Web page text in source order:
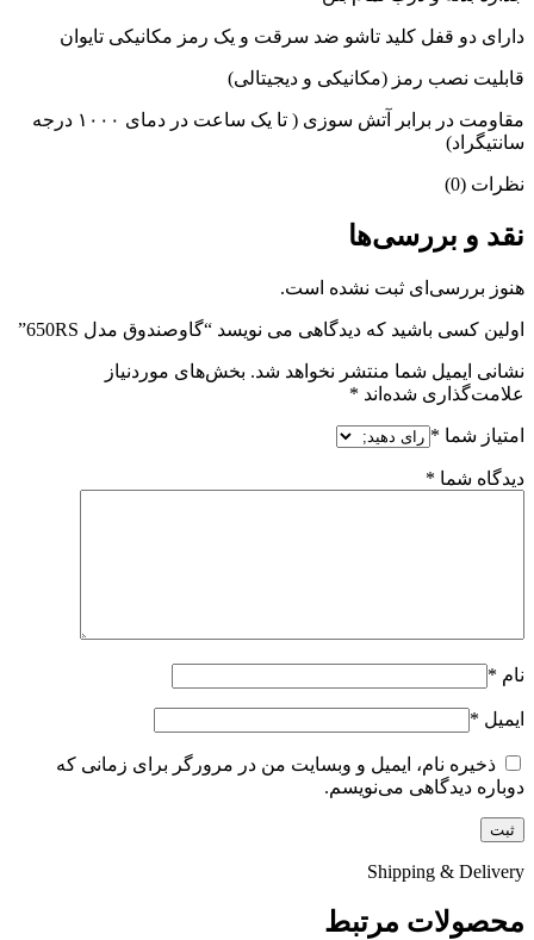
دارای دو قفل کلید تاشو ضد سرقت و یک رمز مکانیکی تایوان
قابلیت نصب رمز (مکانیکی و دیجیتالی)
مقاومت در برابر آتش سوزی ( تا یک ساعت در دمای ۱۰۰۰ درجه
سانتیگراد)
نظرات (0)
نقد و بررسی‌ها
هنوز بررسی‌ای ثبت نشده است.
اولین کسی باشید که دیدگاهی می نویسد “گاوصندوق مدل 650RS”
نشانی ایمیل شما منتشر نخواهد شد. بخش‌های موردنیاز
علامت‌گذاری شده‌اند *
امتیاز شما *
دیدگاه شما *
نام *
ایمیل *
ذخیره نام، ایمیل و وبسایت من در مرورگر برای زمانی که
دوباره دیدگاهی می‌نویسم.
Shipping & Delivery
محصولات مرتبط